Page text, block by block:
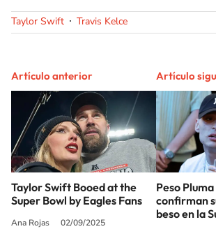
Taylor Swift Travis Kelce
Artículo anterior
Taylor Swift Booed at the
Super Bowl by Eagles Fans
Ana Rojas 02/09/2025
Artículo
Peso
confirman
beso en la